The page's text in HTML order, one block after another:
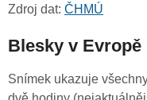
Zdroj dat: ČHMÚ
Blesky v Evropě
Snímek ukazuje